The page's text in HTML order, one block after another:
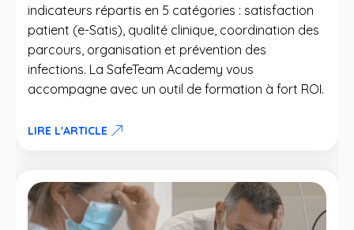
indicateurs répartis en 5 catégories : satisfaction
patient (e-Satis), qualité clinique, coordination des
parcours, organisation et prévention des
infections. La SafeTeam Academy vous
accompagne avec un outil de formation à fort ROI.
LIRE L'ARTICLE